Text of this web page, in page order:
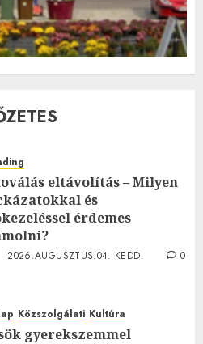
eltávolítás – Milyen
és
érdemes
2026.AUGUSZTUS.04. KEDD.
0
Közszolgálati Kultúra
gyerekszemmel